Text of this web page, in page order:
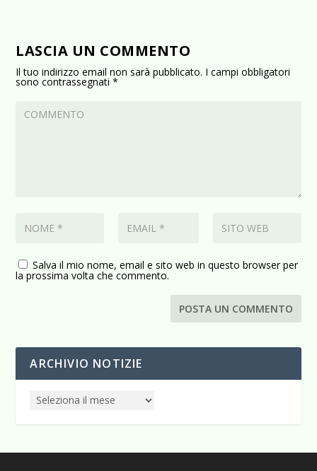
LASCIA UN COMMENTO
Il tuo indirizzo email non sarà pubblicato. I campi obbligatori
sono contrassegnati*
Salva il mio nome, email e sito web in questo browser per
la prossima volta che commento.
ARCHIVIO NOTIZIE